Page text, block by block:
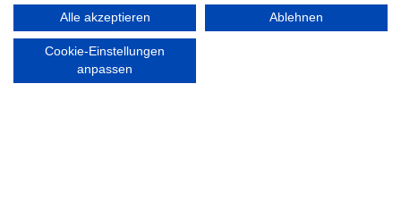
Impressum
Datenschutzerklärung
Alle akzeptieren Ablehnen
Cookie-Einstellungen
anpassen